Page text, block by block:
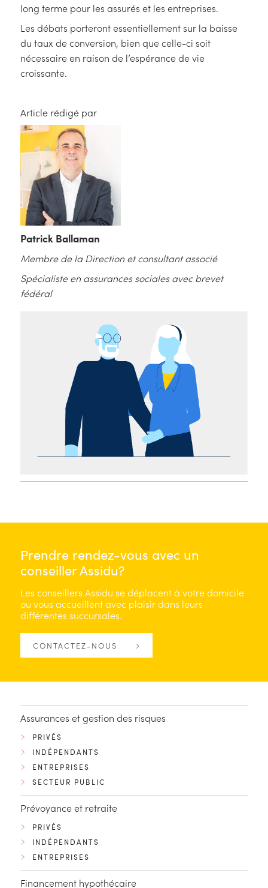
long terme pour les assurés et les entreprises.
Les débats porteront essentiellement sur la baisse
du taux de conversion, bien que celle-ci soit
nécessaire en raison de l’espérance de vie
croissante.
Article rédigé par
Patrick Ballaman
Membre de la Direction et consultant associé
Spécialiste en assurances sociales avec brevet
fédéral
Prendre rendez-vous avec un
conseiller Assidu?
Les conseillers Assidu se déplacent à votre domicile
ou vous accueillent avec plaisir dans leurs
différentes succursales.
CONTACTEZ-NOUS
Assurances et gestion des risques
PRIVÉS
INDÉPENDANTS
ENTREPRISES
SECTEUR PUBLIC
Prévoyance et retraite
PRIVÉS
INDÉPENDANTS
ENTREPRISES
Financement hypothécaire